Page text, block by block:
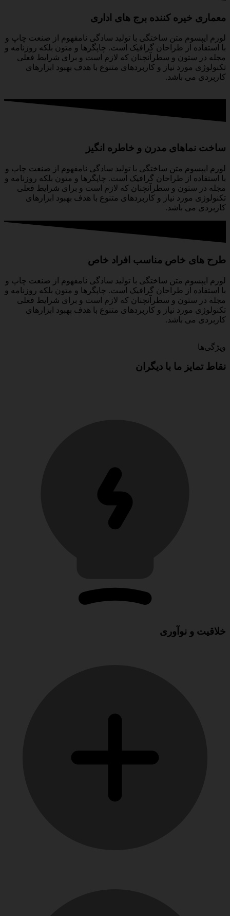
معماری خیره کننده برج های اداری
لورم ایپسوم متن ساختگی با تولید سادگی نامفهوم از صنعت چاپ و
با استفاده از طراحان گرافیک است. چاپگرها و متون بلکه روزنامه و
مجله در ستون و سطرآنچنان که لازم است و برای شرایط فعلی
تکنولوژی مورد نیاز و کاربردهای متنوع با هدف بهبود ابزارهای
کاربردی می باشد.
ساخت نماهای مدرن و خاطره انگیز
لورم ایپسوم متن ساختگی با تولید سادگی نامفهوم از صنعت چاپ و
با استفاده از طراحان گرافیک است. چاپگرها و متون بلکه روزنامه و
مجله در ستون و سطرآنچنان که لازم است و برای شرایط فعلی
تکنولوژی مورد نیاز و کاربردهای متنوع با هدف بهبود ابزارهای
کاربردی می باشد.
طرح های خاص مناسب افراد خاص
لورم ایپسوم متن ساختگی با تولید سادگی نامفهوم از صنعت چاپ و
با استفاده از طراحان گرافیک است. چاپگرها و متون بلکه روزنامه و
مجله در ستون و سطرآنچنان که لازم است و برای شرایط فعلی
تکنولوژی مورد نیاز و کاربردهای متنوع با هدف بهبود ابزارهای
کاربردی می باشد.
ویژگی‌ها
نقاط تمایز ما با دیگران
خلاقیت و نوآوری